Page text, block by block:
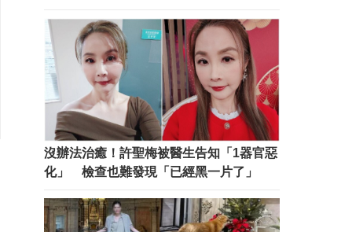
沒辦法治癒！許聖梅被醫生告知「1器官惡
化」 檢查也難發現「已經黑一片了」